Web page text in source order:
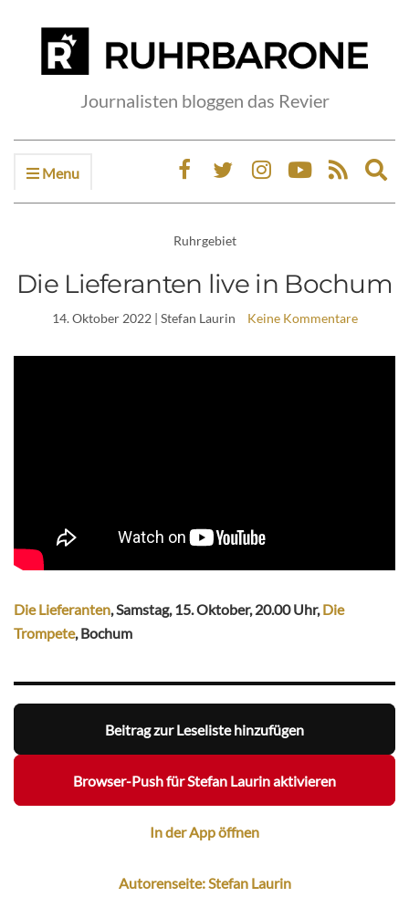
Journalisten bloggen das Revier
Menu
Ruhrgebiet
Die Lieferanten live in Bochum
14. Oktober 2022| Stefan Laurin Keine Kommentare
Die Lieferanten, Samstag, 15. Oktober, 20.00 Uhr,Die
Trompete, Bochum
Beitrag zur Leseliste hinzufügen
Browser-Push für Stefan Laurin aktivieren
In der App öffnen
Autorenseite: Stefan Laurin